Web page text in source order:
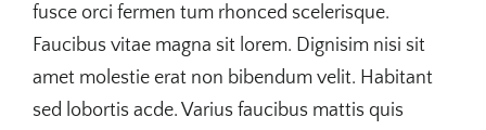
fusce orci fermen tum rhonced scelerisque.
Faucibus vitae magna sit lorem. Dignisim nisi sit
amet molestie erat non bibendum velit. Habitant
sed lobortis acde. Varius faucibus mattis quis